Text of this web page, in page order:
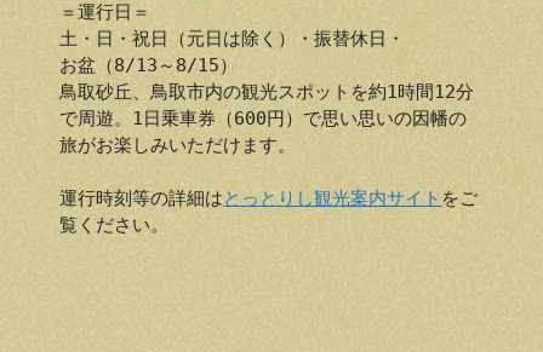
＝運行日＝
土・日・祝日（元日は除く）・振替休日・
お盆（8/13～8/15）
鳥取砂丘、鳥取市内の観光スポットを約1時間12分
で周遊。1日乗車券（600円）で思い思いの因幡の
旅がお楽しみいただけます。
運行時刻等の詳細はとっとりし観光案内サイトをご
覧ください。